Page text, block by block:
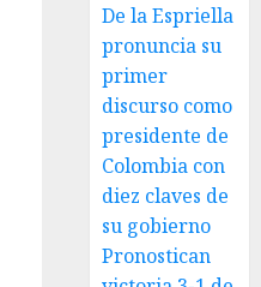
De la Espriella
pronuncia su
primer
discurso como
presidente de
Colombia con
diez claves de
su gobierno
Pronostican